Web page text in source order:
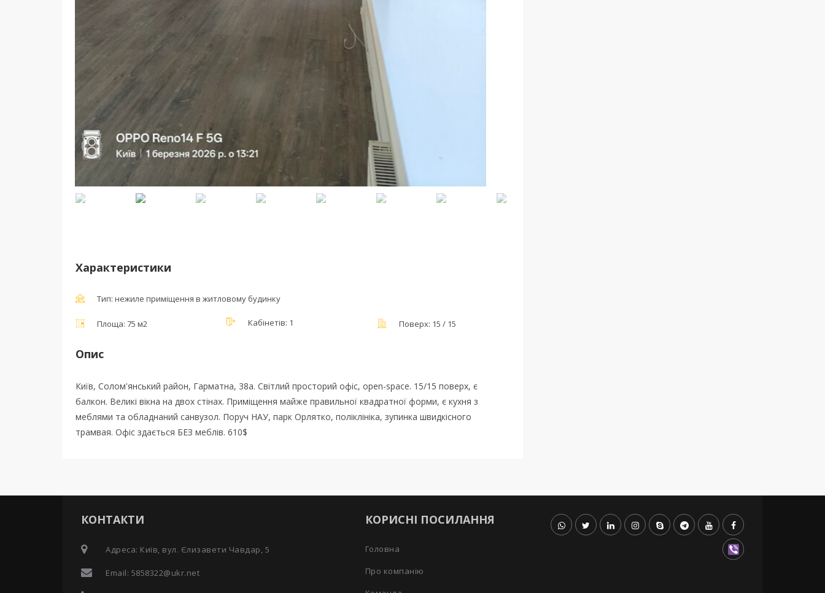
Адреса: Київ, вул. Єлизавети Чавдар, 5
5858322@ukr.net
+38 (044) 585-83-22
+38 (067) 401-24-62
+38 (095) 830-17-43
+38 (063) 989-18-33
0800-359-367 - безкоштовно для всіх номерів України
Головна
Про компанію
Команда
Вакансії
Керування нерухомістю
Контакти